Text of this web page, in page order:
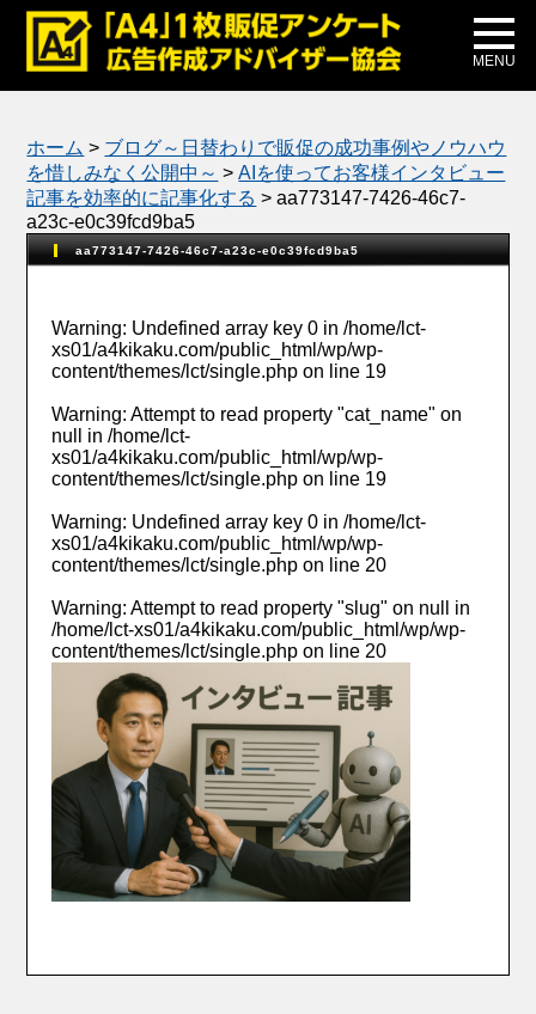
MENU
メディア掲載
公式ブログ
ホーム > ブログ～日替わりで販促の成功事例やノウハウ
を惜しみなく公開中～ >AIを使ってお客様インタビュー
記事を効率的に記事化する >aa773147-7426-46c7-
a23c-e0c39fcd9ba5
aa773147-7426-46c7-a23c-e0c39fcd9ba5
Warning: Undefined array key 0 in/home/lct-
xs01/a4kikaku.com/public_html/wp/wp-
content/themes/lct/single.php on line 19
Warning: Attempt to read property "cat_name" on
null in/home/lct-
xs01/a4kikaku.com/public_html/wp/wp-
content/themes/lct/single.php on line 19
Warning: Undefined array key 0 in/home/lct-
xs01/a4kikaku.com/public_html/wp/wp-
content/themes/lct/single.php on line 20
Warning: Attempt to read property "slug" on null in
/home/lct-xs01/a4kikaku.com/public_html/wp/wp-
content/themes/lct/single.php on line 20